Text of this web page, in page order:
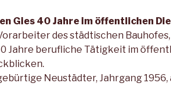
Gies 40 Jahre im öffentlichen
des städtischen Bauhofes,
Jahre berufliche Tätigkeit im
Neustädter, Jahrgang